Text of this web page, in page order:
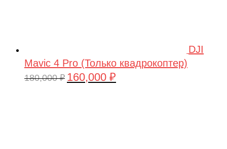
DJI
Mavic 4 Pro (Только квадрокоптер)
180,000₽ Первоначальная
160,000 ₽